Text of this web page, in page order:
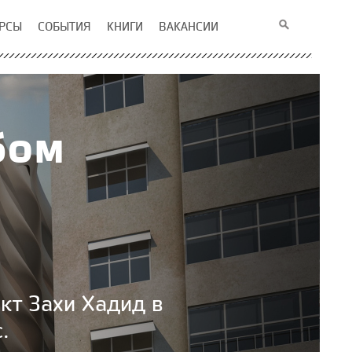
СОБЫТИЯ КНИГИ ВАКАНСИИ
Захи Хадид в